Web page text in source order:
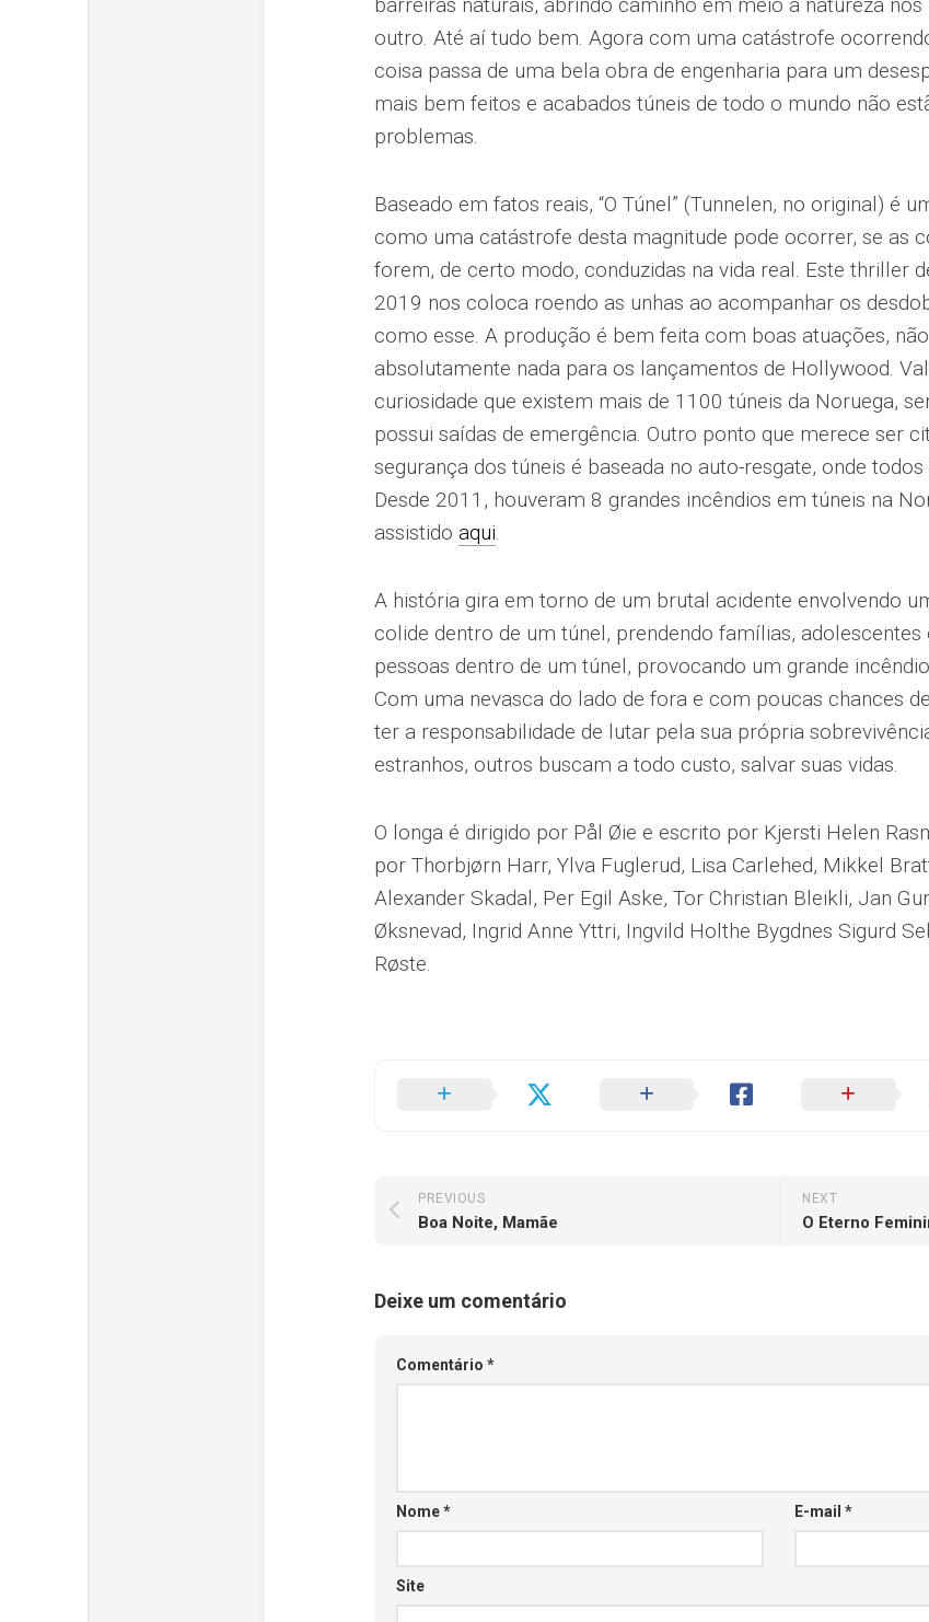
outro. Até aí tudo bem. Agora com uma catástrofe
coisa passa de uma bela obra de engenharia para um
mais bem feitos e acabados túneis de todo o mundo não
problemas.
Baseado em fatos reais, “O Túnel” (Tunnelen, no original) é
como uma catástrofe desta magnitude pode ocorrer, se as
forem, de certo modo, conduzidas na vida real. Este thriller
2019 nos coloca roendo as unhas ao acompanhar os
como esse. A produção é bem feita com boas atuações,
absolutamente nada para os lançamentos de Hollywood.
curiosidade que existem mais de 1100 túneis da Noruega,
possui saídas de emergência. Outro ponto que merece ser
segurança dos túneis é baseada no auto-resgate, onde
Desde 2011, houveram 8 grandes incêndios em túneis na
assistido aqui.
A história gira em torno de um brutal acidente envolvendo
colide dentro de um túnel, prendendo famílias,
pessoas dentro de um túnel, provocando um grande
Com uma nevasca do lado de fora e com poucas chances
ter a responsabilidade de lutar pela sua própria
estranhos, outros buscam a todo custo, salvar suas vidas.
O longa é dirigido por Pål Øie e escrito por Kjersti Helen
por Thorbjørn Harr, Ylva Fuglerud, Lisa Carlehed, Mikkel
Alexander Skadal, Per Egil Aske, Tor Christian Bleikli, Jan
Øksnevad, Ingrid Anne Yttri, Ingvild Holthe Bygdnes Sigurd
Røste.
NEXT
O Eterno
PREVIOUS
Boa Noite, Mamãe
Deixe um comentário
Comentário *
Nome* E-mail *
Site